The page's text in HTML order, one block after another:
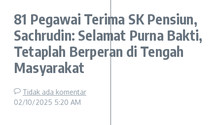
81 Pegawai Terima SK Pensiun,
Sachrudin: Selamat Purna Bakti,
Tetaplah Berperan di Tengah
Masyarakat
Tidak ada komentar
02/10/2025 5:20 AM